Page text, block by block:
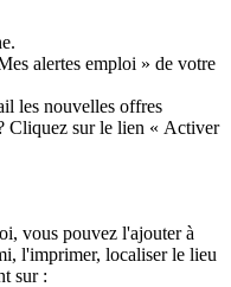
alertes emploi » de votre
les nouvelles offres
Cliquez sur le lien « Activer
vous pouvez l'ajouter à
l'imprimer, localiser le lieu
sur :